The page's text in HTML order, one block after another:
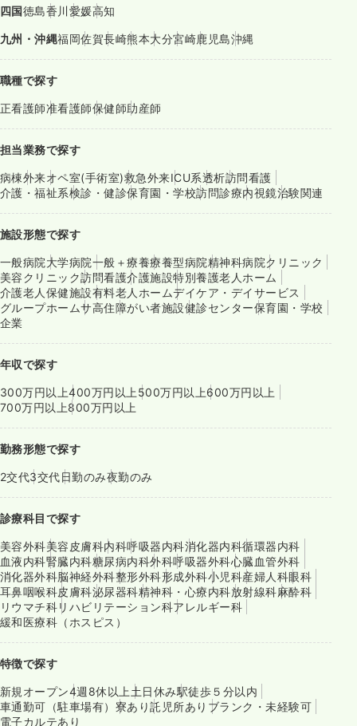
四国徳島香川愛媛高知
九州・沖縄福岡佐賀長崎熊本大分宮崎鹿児島沖縄
職種で探す
正看護師准看護師保健師助産師
担当業務で探す
病棟外来オペ室(手術室)救急外来ICU系透析訪問看護
介護・福祉系検診・健診保育園・学校訪問診療内視鏡治験関連
施設形態で探す
一般病院大学病院一般＋療養療養型病院精神科病院クリニック
美容クリニック訪問看護介護施設特別養護老人ホーム
介護老人保健施設有料老人ホームデイケア・デイサービス
グループホームサ高住障がい者施設健診センター保育園・学校
企業
年収で探す
300万円以上400万円以上 500万円以上600万円以上
700万円以上800万円以上
勤務形態で探す
2交代3交代日勤のみ夜勤のみ
診療科目で探す
美容外科美容皮膚科内科呼吸器内科消化器内科循環器内科
血液内科腎臓内科糖尿病内科外科呼吸器外科心臓血管外科
消化器外科脳神経外科整形外科形成外科小児科産婦人科眼科
耳鼻咽喉科皮膚科泌尿器科精神科・心療内科放射線科麻酔科
リウマチ科リハビリテーション科アレルギー科
緩和医療科（ホスピス）
特徴で探す
新規オープン4週8休以上 土日休み駅徒歩５分以内
車通勤可（駐車場有） 寮あり託児所あり ブランク・未経験可
電子カルテあり